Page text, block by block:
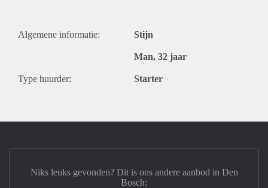
Algemene informatie: Stijn
Man, 32 jaar
Type huurder: Starter
Niks leuks gevonden? Dit is ons andere aanbod in Den
Bosch: